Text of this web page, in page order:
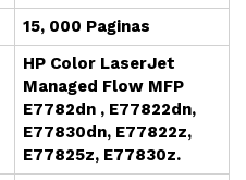
15, 000 Paginas
HP Color LaserJet
Managed Flow MFP
E7782dn , E77822dn,
E77830dn, E77822z,
E77825z, E77830z.